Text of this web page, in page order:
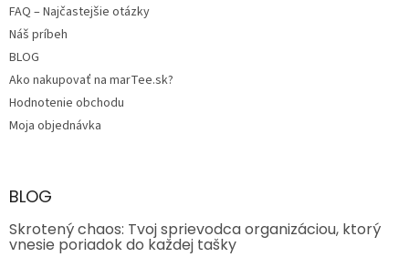
FAQ – Najčastejšie otázky
Náš príbeh
BLOG
Ako nakupovať na marTee.sk?
Hodnotenie obchodu
Moja objednávka
BLOG
Skrotený chaos: Tvoj sprievodca organizáciou, ktorý
vnesie poriadok do každej tašky